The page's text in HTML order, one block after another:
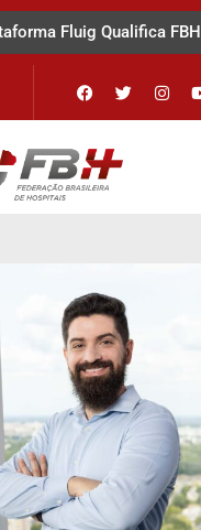
Fluig Qualifica FBH